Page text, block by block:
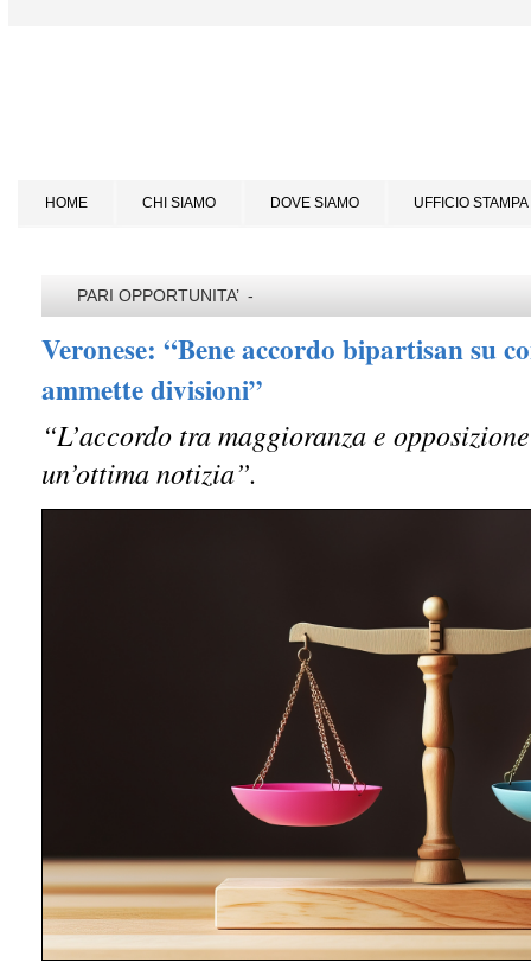
HOME CHI SIAMO DOVE SIAMO UFFICIO STAMPA
PARI OPPORTUNITA’ -
Veronese: “Bene accordo bipartisan su
ammette divisioni”
“L’accordo tra maggioranza e
un’ottima notizia”.